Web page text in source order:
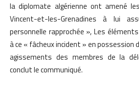
la diplomate algérienne ont amené
Vincent-et-les-Grenadines à lui
personnelle rapprochée », Les
à ce « fâcheux incident » en possession
agissements des membres de la
conclut le communiqué.